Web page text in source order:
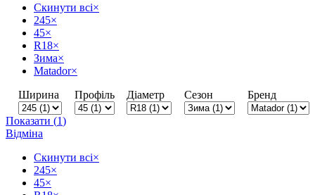
Скинути всі×
245×
45×
R18×
Зима×
Matador×
Ширина
Профіль Діаметр Сезон Бренд
Показати (1)
Відміна
Скинути всі×
245×
45×